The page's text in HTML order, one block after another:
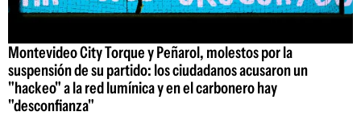
Montevideo City Torque y Peñarol, molestos por la
suspensión de su partido: los ciudadanos acusaron un
"hackeo" a la red lumínica y en el carbonero hay
"desconfianza"